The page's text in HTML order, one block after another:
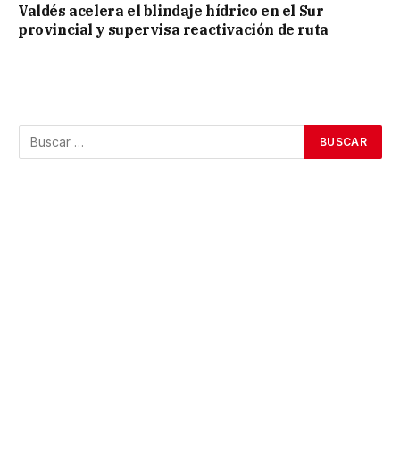
Valdés acelera el blindaje hídrico en el Sur
provincial y supervisa reactivación de ruta